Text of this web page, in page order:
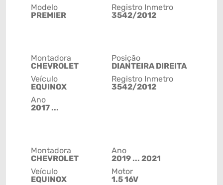
Modelo
PREMIER
Registro Inmetro
3542/2012
Montadora
CHEVROLET
Veículo
EQUINOX
Ano
2017 ...
Posição
DIANTEIRA DIREITA
Registro Inmetro
3542/2012
Montadora
CHEVROLET
Veículo
EQUINOX
Ano
2019 ... 2021
Motor
1.5 16V